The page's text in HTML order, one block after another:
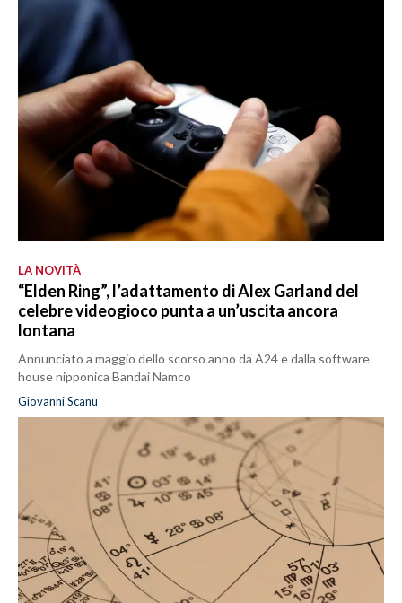
LA NOVITÀ
“Elden Ring”, l’adattamento di Alex Garland del
celebre videogioco punta a un’uscita ancora
lontana
Annunciato a maggio dello scorso anno da A24 e dalla software
house nipponica Bandai Namco
Giovanni Scanu